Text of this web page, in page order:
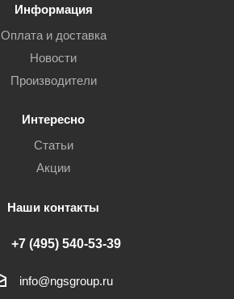
Информация
Оплата и доставка
Новости
Производители
Интересно
Статьи
Акции
Наши контакты
+7 (495) 540-53-39
info@ngsgroup.ru